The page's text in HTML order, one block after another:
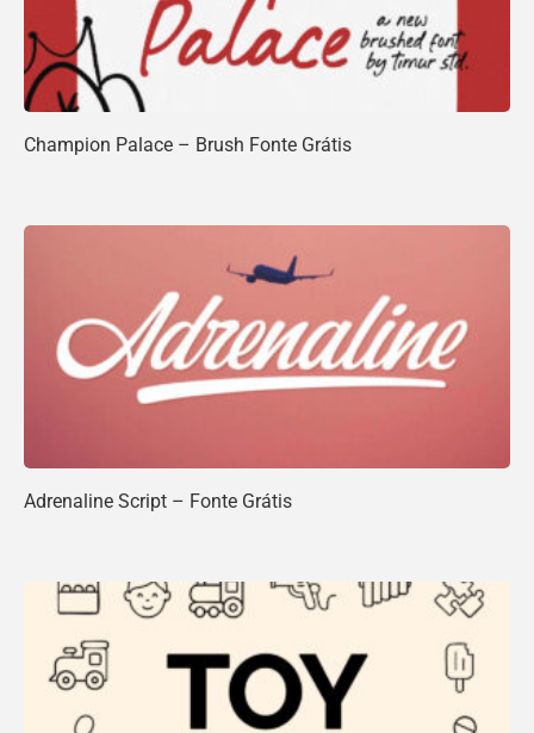
Champion Palace – Brush Fonte Grátis
Adrenaline Script – Fonte Grátis